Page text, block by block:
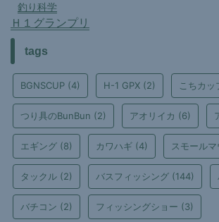
釣り科学
Ｈ１グランプリ
tags
BGNSCUP (4) H-1 GPX (2) こちカッ
つり具のBunBun (2) アオリイカ (6)
エギング (8) カワハギ (4) スモールマ
タックル (2) バスフィッシング (144)
バチコン (2) フィッシングショー (3)